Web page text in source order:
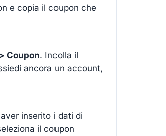
e copia il coupon che
Coupon. Incolla il
ancora un account,
inserito i dati di
il coupon